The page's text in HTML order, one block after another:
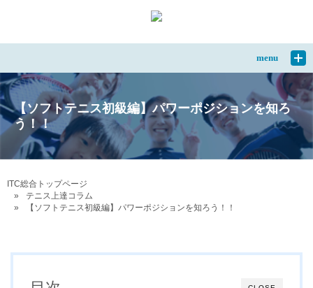
menu
【ソフトテニス初級編】パワーポジションを知ろ
う！！
ITC総合トップページ
テニス上達コラム
【ソフトテニス初級編】パワーポジションを知ろう！！